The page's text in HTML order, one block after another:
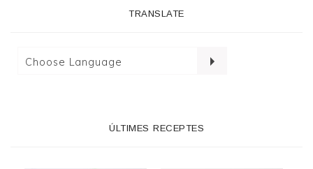
TRANSLATE
ÚLTIMES RECEPTES